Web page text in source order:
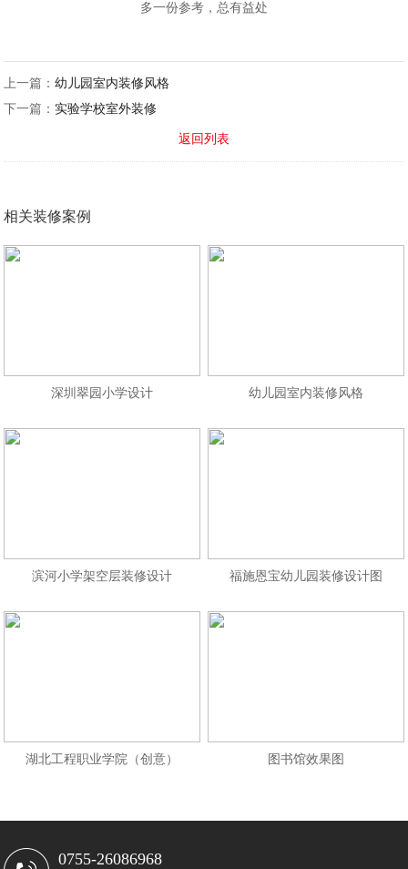
多一份参考，总有益处
上一篇：幼儿园室内装修风格
下一篇： 实验学校室外装修
返回列表
相关装修案例
深圳翠园小学设计 幼儿园室内装修风格
滨河小学架空层装修设计 福施恩宝幼儿园装修设计图
湖北工程职业学院（创意） 图书馆效果图
0755-26086968